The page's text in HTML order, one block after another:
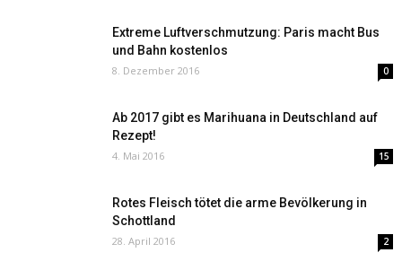
Extreme Luftverschmutzung: Paris macht Bus
und Bahn kostenlos
8. Dezember 2016 0
Ab 2017 gibt es Marihuana in Deutschland auf
Rezept!
4. Mai 2016 15
Rotes Fleisch tötet die arme Bevölkerung in
Schottland
28. April 2016 2